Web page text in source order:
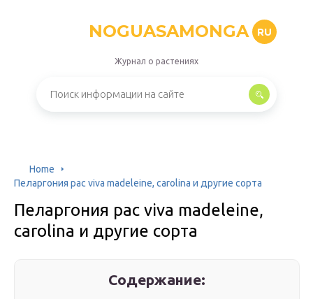
NOGUASAMONGA RU
Журнал о растениях
Home
Пеларгония pac viva madeleine, carolina и другие сорта
Пеларгония pac viva madeleine,
carolina и другие сорта
Содержание: